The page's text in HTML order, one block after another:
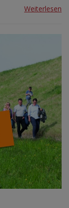
Weiterlesen